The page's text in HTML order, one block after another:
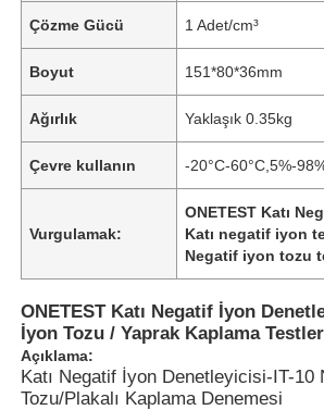
Çözme Gücü 1 Adet/cm³
Boyut 151*80*36mm
Ağırlık Yaklaşık 0.35kg
Çevre kullanın -20°C-60°C,5%-
Vurgulamak:
ONETEST Katı
Katı negatif iyon
Negatif iyon tozu
ONETEST Katı Negatif İyon
İyon Tozu / Yaprak Kaplama
Açıklama:
Katı Negatif İyon Denetleyicisi-IT-10
Tozu/Plakalı Kaplama Denemesi